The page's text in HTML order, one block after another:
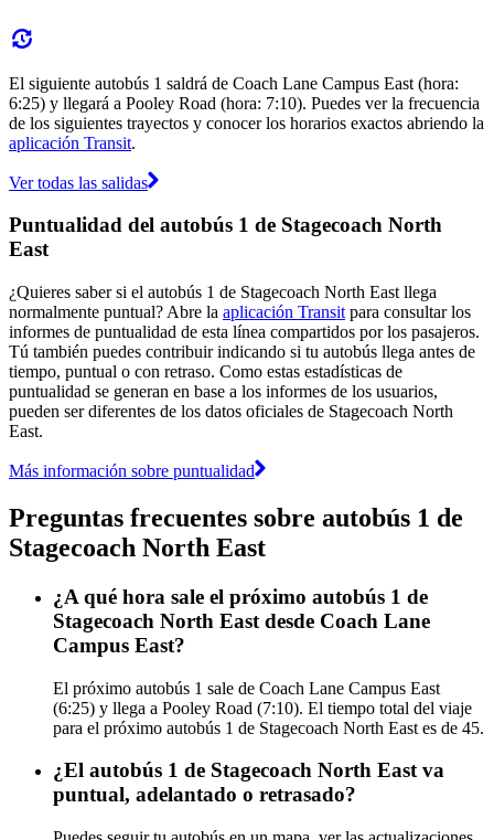
El siguiente autobús 1 saldrá de Coach Lane Campus East (hora:
6:25) y llegará a Pooley Road (hora: 7:10). Puedes ver la frecuencia
de los siguientes trayectos y conocer los horarios exactos abriendo la
aplicación Transit.
Ver todas las salidas
Puntualidad del autobús 1 de Stagecoach North
East
¿Quieres saber si el autobús 1 de Stagecoach North East llega
normalmente puntual? Abre la aplicación Transit para consultar los
informes de puntualidad de esta línea compartidos por los pasajeros.
Tú también puedes contribuir indicando si tu autobús llega antes de
tiempo, puntual o con retraso. Como estas estadísticas de
puntualidad se generan en base a los informes de los usuarios,
pueden ser diferentes de los datos oficiales de Stagecoach North
East.
Más información sobre puntualidad
Preguntas frecuentes sobre autobús 1 de
Stagecoach North East
¿A qué hora sale el próximo autobús 1 de
Stagecoach North East desde Coach Lane
Campus East?
El próximo autobús 1 sale de Coach Lane Campus East
(6:25) y llega a Pooley Road (7:10). El tiempo total del viaje
para el próximo autobús 1 de Stagecoach North East es de 45.
¿El autobús 1 de Stagecoach North East va
puntual, adelantado o retrasado?